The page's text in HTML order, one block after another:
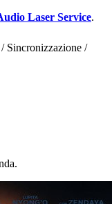
Laser Service.
Sincronizzazione /